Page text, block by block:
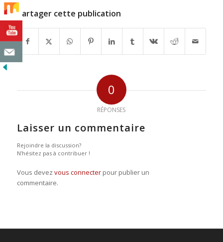
Partager cette publication
0
RÉPONSES
Laisser un commentaire
Rejoindre la discussion?
N’hésitez pas à contribuer !
Vous devez vous connecterpour publier un
commentaire.